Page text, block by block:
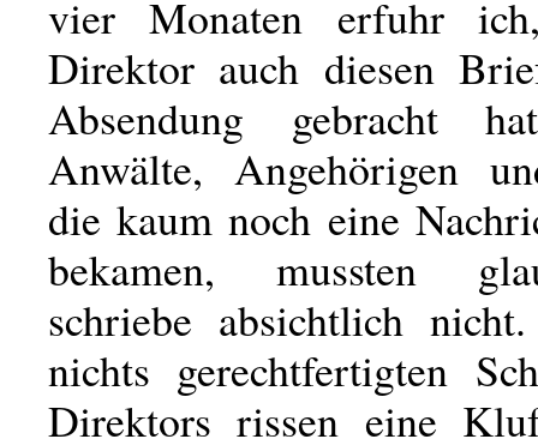
vier Monaten erfuhr
Direktor auch diesen
Absendung gebracht
Anwälte, Angehörigen
die kaum noch eine
bekamen, mussten
schriebe absichtlich
nichts gerechtfertigten
Direktors rissen eine